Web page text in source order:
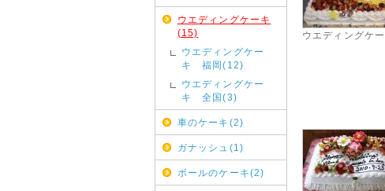
ウエディングケーキ
(15)
ウエディングケー
キ 福岡(12)
ウエディングケー
キ 全国(3)
車のケーキ(2)
ガナッシュ(1)
ボールのケーキ(2)
ウエディングケ